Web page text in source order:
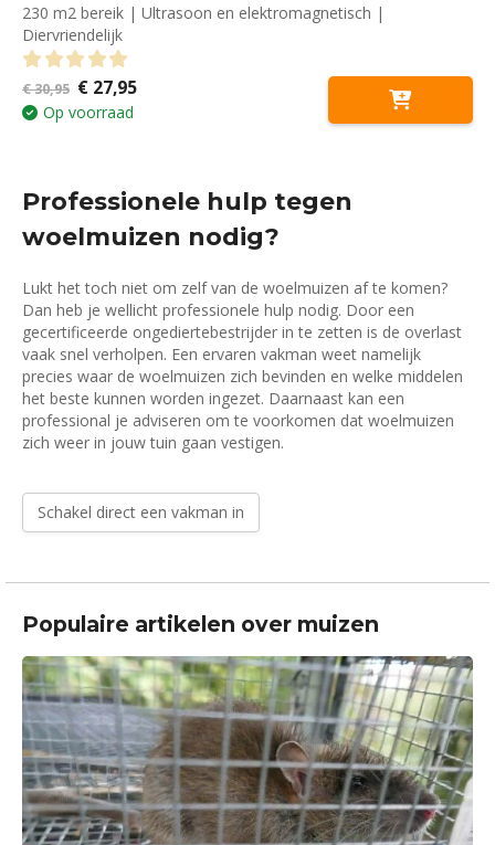
230 m2 bereik | Ultrasoon en elektromagnetisch |
Diervriendelijk
0out of 5
€30,95 Oorspronkelijke
prijs
was:
€27,95Huidige
Op voorraad
Professionele hulp tegen
woelmuizen nodig?
Lukt het toch niet om zelf van de woelmuizen af te komen?
Dan heb je wellicht professionele hulp nodig. Door een
gecertificeerde ongediertebestrijder in te zetten is de overlast
vaak snel verholpen. Een ervaren vakman weet namelijk
precies waar de woelmuizen zich bevinden en welke middelen
het beste kunnen worden ingezet. Daarnaast kan een
professional je adviseren om te voorkomen dat woelmuizen
zich weer in jouw tuin gaan vestigen.
Schakel direct een vakman in
Populaire artikelen over muizen